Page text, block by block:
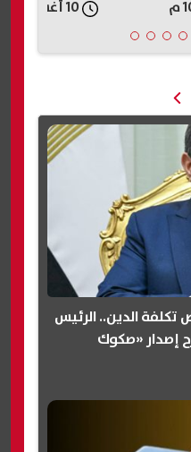
الدين.. الرئيس
إصدار «صكوك